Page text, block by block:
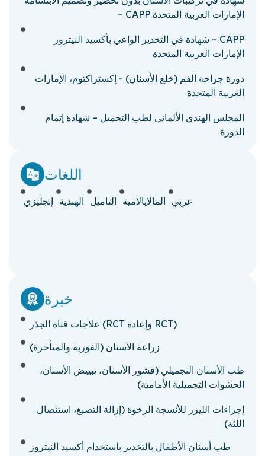
– CAPP الإمارات العربية المتحدة
شهادة في التخدير الواعي بأكسيد النيتروز – CAPP
الإمارات العربية المتحدة
دورة جراحة الفم (خلع الأسنان) - إكستراكتوم، الإمارات
العربية المتحدة
المجلس الهندي الألماني لطب التجميل – شهادة إتمام
الدورة
اللغات
إنجليزي الهندية التاميل المالايالامية عربي
خبرة
علاجات قناة الجذر (RCT وإعادة RCT)
زراعة الأسنان (الفورية والمتأخرة)
طب الأسنان التجميلي (قشور الأسنان، تبييض الأسنان،
الحشوات التجميلية الأمامية)
إجراءات الليزر للأنسجة الرخوة (إزالة التصبغ، استئصال
اللثة)
طب أسنان الأطفال بالتخدير باستخدام أكسيد النيتروز